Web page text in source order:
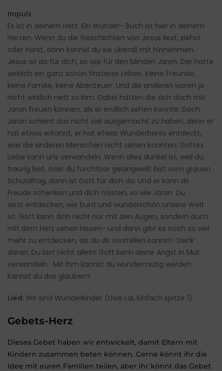
Impuls
Es ist in deinem Herz. Ein Wunder- Buch ist hier in deinem
Herzen. Wenn du die Geschichten von Jesus liest, siehst
oder hörst, dann kannst du sie überall mit hinnehmen.
Jesus ist da für dich, so wie für den blinden Jaron. Der hatte
wirklich ein ganz schön finsteres Leben. Keine Freunde,
keine Familie, keine Abenteuer. Und die anderen waren ja
nicht wirklich nett zu ihm. Dabei hätten die sich doch mit
Jaron freuen können, als er endlich sehen konnte. Doch
Jaron scheint das nicht viel ausgemacht zu haben, denn er
hat etwas erkannt, er hat etwas Wunderbares entdeckt,
was die anderen Menschen nicht sehen konnten: Gottes
Liebe kann uns verwandeln. Wenn alles dunkel ist, weil du
traurig bist, oder du furchtbar gelangweilt bist vom grauen
Schulalltag, dann ist Gott für dich da. Und er kann dir
Freude schenken und dich trösten, so wie Jaron. Du
wirst entdecken, wie bunt und wunderschön unsere Welt
ist. Gott kann dich nicht nur mit den Augen, sondern auch
mit dem Herz sehen lassen- und dann gibt es noch so viel
mehr zu entdecken, als du dir vorstellen kannst! Denk
daran: Du bist nicht allein! Gott kann deine Angst in Mut
verwandeln. Mit ihm kannst du wundermutig werden.
Kannst du das glauben?
Lied: Wir sind Wunderkinder (Uwe Lal, Einfach spitze 1)
Gebets-Herz
Dieses Gebet haben wir entwickelt, damit Eltern mit
Kindern zusammen beten können. Gerne könnt ihr die
Idee mit euren Familien teilen, aber ihr könnt das Gebet